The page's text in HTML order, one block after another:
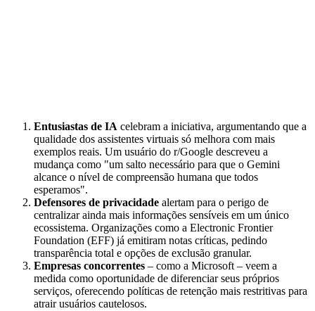
Entusiastas de IA celebram a iniciativa, argumentando que a
qualidade dos assistentes virtuais só melhora com mais
exemplos reais. Um usuário do r/Google descreveu a
mudança como "um salto necessário para que o Gemini
alcance o nível de compreensão humana que todos
esperamos".
Defensores de privacidade alertam para o perigo de
centralizar ainda mais informações sensíveis em um único
ecossistema. Organizações como a Electronic Frontier
Foundation (EFF) já emitiram notas críticas, pedindo
transparência total e opções de exclusão granular.
Empresas concorrentes – como a Microsoft – veem a
medida como oportunidade de diferenciar seus próprios
serviços, oferecendo políticas de retenção mais restritivas para
atrair usuários cautelosos.